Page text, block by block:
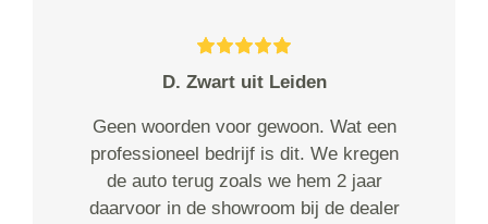
D. Zwart uit Leiden
Geen woorden voor gewoon. Wat een
professioneel bedrijf is dit. We kregen
de auto terug zoals we hem 2 jaar
daarvoor in de showroom bij de dealer